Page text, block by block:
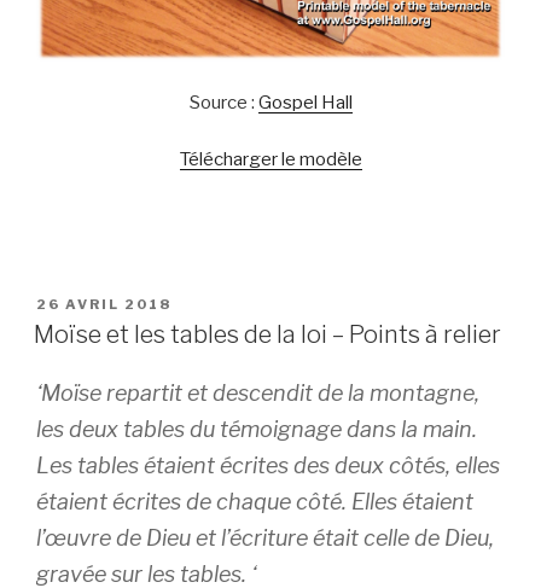
Source : Gospel Hall
Télécharger le modèle
PUBLIÉ
LE
26 AVRIL 2018
Moïse et les tables de la loi – Points à relier
‘Moïse repartit et descendit de la montagne,
les deux tables du témoignage dans la main.
Les tables étaient écrites des deux côtés, elles
étaient écrites de chaque côté. Elles étaient
l’œuvre de Dieu et l’écriture était celle de Dieu,
gravée sur les tables. ‘